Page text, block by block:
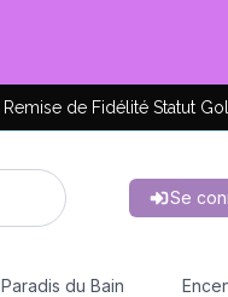
Remise de Fidélité Statut
Se
Paradis du Bain